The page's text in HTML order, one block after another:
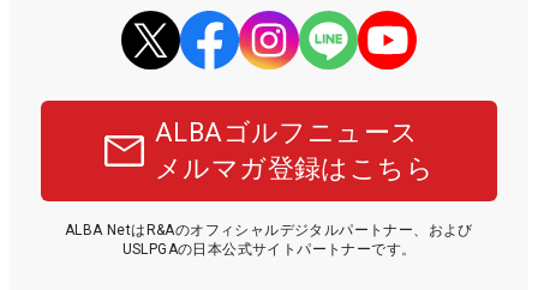
ALBAゴルフニュース
メルマガ登録はこちら
ALBA NetはR&Aのオフィシャルデジタルパートナー、および
USLPGAの日本公式サイトパートナーです。